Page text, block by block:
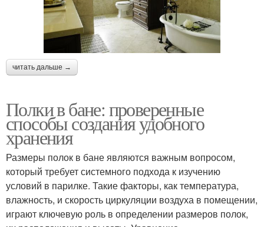
читать дальше →
Полки в бане: проверенные
способы создания удобного
хранения
Размеры полок в бане являются важным вопросом,
который требует системного подхода к изучению
условий в парилке. Такие факторы, как температура,
влажность, и скорость циркуляции воздуха в помещении,
играют ключевую роль в определении размеров полок,